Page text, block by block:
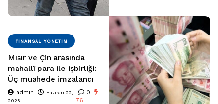
FINANSAL YÖNETIM
Mısır ve Çin arasında
mahallî para ile işbirliği:
Üç muahede imzalandı
admin
Haziran 22,
2026
0
76